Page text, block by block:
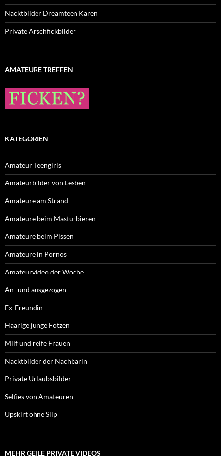
Nacktbilder Dreamteen Karen
Private Arschfickbilder
AMATEURE TREFFEN
KATEGORIEN
Amateur Teengirls
Amateurbilder von Lesben
Amateure am Strand
Amateure beim Masturbieren
Amateure beim Pissen
Amateure in Pornos
Amateurvideo der Woche
An- und ausgezogen
Ex-Freundin
Haarige junge Fotzen
Milf und reife Frauen
Nacktbilder der Nachbarin
Private Urlaubsbilder
Selfies von Amateuren
Upskirt ohne Slip
MEHR GEILE PRIVATE VIDEOS